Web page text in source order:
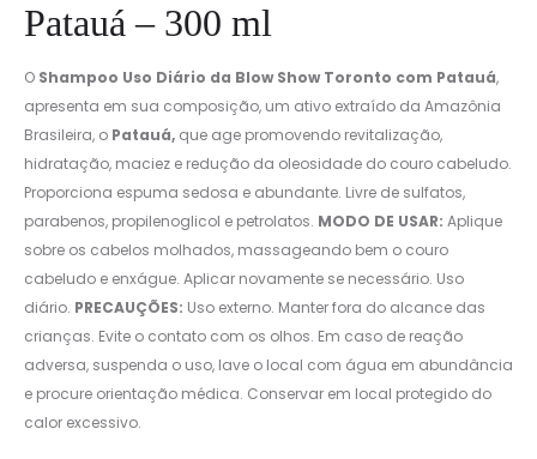
Patauá – 300 ml
O Shampoo Uso Diário da Blow Show Toronto com Patauá,
apresenta em sua composição, um ativo extraído da Amazônia
Brasileira, o Patauá, que age promovendo revitalização,
hidratação, maciez e redução da oleosidade do couro cabeludo.
Proporciona espuma sedosa e abundante. Livre de sulfatos,
parabenos, propilenoglicol e petrolatos. MODO DE USAR: Aplique
sobre os cabelos molhados, massageando bem o couro
cabeludo e enxágue. Aplicar novamente se necessário. Uso
diário. PRECAUÇÕES: Uso externo. Manter fora do alcance das
crianças. Evite o contato com os olhos. Em caso de reação
adversa, suspenda o uso, lave o local com água em abundância
e procure orientação médica. Conservar em local protegido do
calor excessivo.